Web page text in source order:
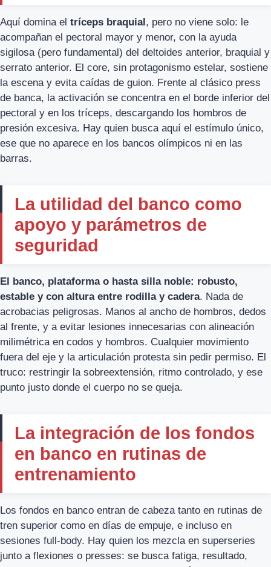
Aquí domina el tríceps braquial, pero no viene solo: le
acompañan el pectoral mayor y menor, con la ayuda
sigilosa (pero fundamental) del deltoides anterior, braquial y
serrato anterior. El core, sin protagonismo estelar, sostiene
la escena y evita caídas de guion. Frente al clásico press
de banca, la activación se concentra en el borde inferior del
pectoral y en los tríceps, descargando los hombros de
presión excesiva. Hay quien busca aquí el estímulo único,
ese que no aparece en los bancos olímpicos ni en las
barras.
La utilidad del banco como
apoyo y parámetros de
seguridad
El banco, plataforma o hasta silla noble: robusto,
estable y con altura entre rodilla y cadera. Nada de
acrobacias peligrosas. Manos al ancho de hombros, dedos
al frente, y a evitar lesiones innecesarias con alineación
milimétrica en codos y hombros. Cualquier movimiento
fuera del eje y la articulación protesta sin pedir permiso. El
truco: restringir la sobreextensión, ritmo controlado, y ese
punto justo donde el cuerpo no se queja.
La integración de los fondos
en banco en rutinas de
entrenamiento
Los fondos en banco entran de cabeza tanto en rutinas de
tren superior como en días de empuje, e incluso en
sesiones full-body. Hay quien los mezcla en superseries
junto a flexiones o presses: se busca fatiga, resultado,